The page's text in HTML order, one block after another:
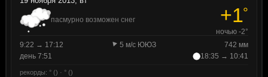
пасмурно возможен снег +1°
ночью -2°
9:22 → 17:12
5 м/с ЮЮЗ
742 мм
день 7:51
18:35 → 10:41
рекорды: ° () · ° ()